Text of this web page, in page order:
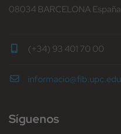
08034 BARCELONA España
(+34) 93 401 70 00
informacio@fib.upc.edu
Síguenos